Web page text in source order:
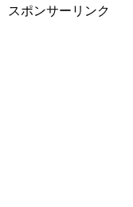
スポンサーリンク